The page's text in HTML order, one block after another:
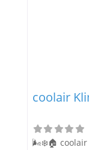
coolair
🌬️❄️🏠 coolair